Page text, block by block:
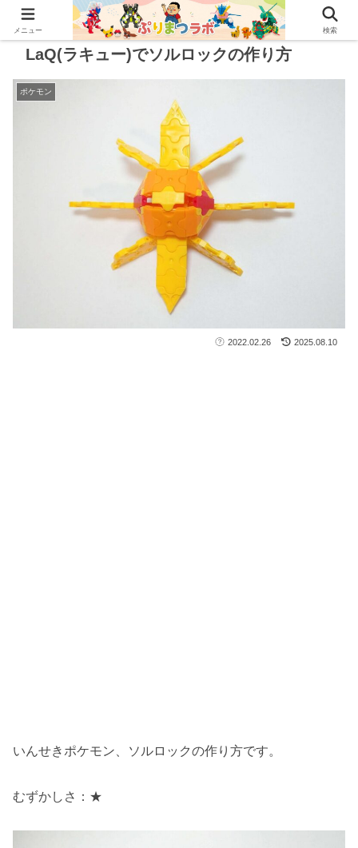
LaQ(ラキュー)でソルロックの作り方
ポケモン
2022.02.26 2025.08.10
いんせきポケモン、ソルロックの作り方です。
むずかしさ：★
メニュー 検索